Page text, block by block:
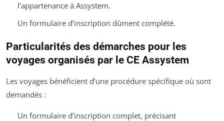
l’appartenance à Assystem.
Un formulaire d’inscription dûment complété.
Particularités des démarches pour les
voyages organisés par le CE Assystem
Les voyages bénéficient d’une procédure spécifique où sont
demandés :
Un formulaire d’inscription complet, précisant